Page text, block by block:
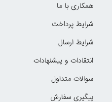
همکاری با ما
شرایط پرداخت
شرایط ارسال
انتقادات و پیشنهادات
سوالات متداول
پیگیری سفارش